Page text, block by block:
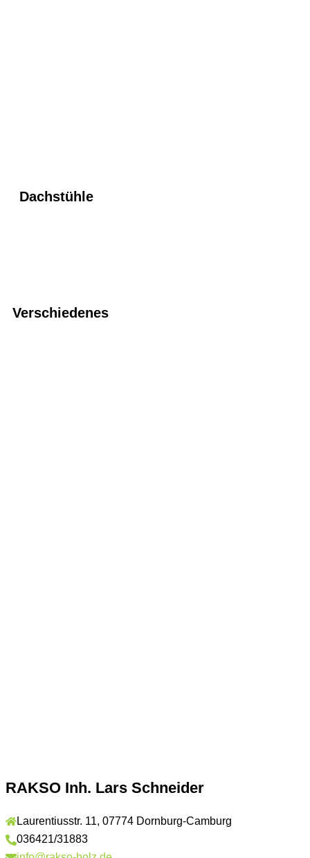
Dachstühle
Verschiedenes
RAKSO Inh. Lars Schneider
Laurentiusstr. 11, 07774 Dornburg-Camburg
036421/31883